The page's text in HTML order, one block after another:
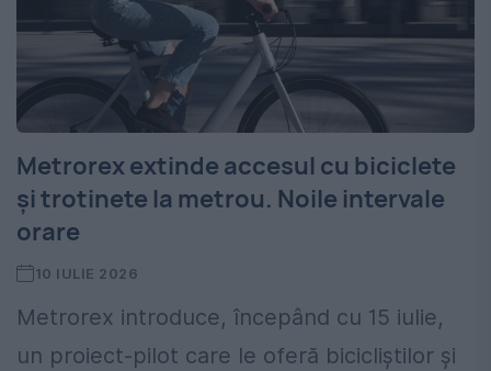
Metrorex extinde accesul cu biciclete
și trotinete la metrou. Noile intervale
orare
10 IULIE 2026
Metrorex introduce, începând cu 15 iulie,
un proiect-pilot care le oferă bicicliștilor și